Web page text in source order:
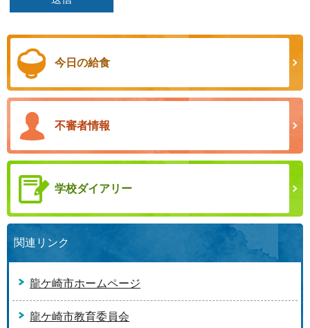
今日の給食
不審者情報
学校ダイアリー
関連リンク
龍ケ崎市ホームページ
龍ケ崎市教育委員会